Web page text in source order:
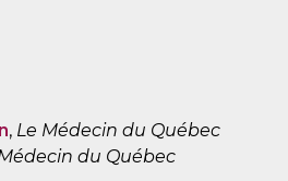
, Le Médecin du Québec
du Québec